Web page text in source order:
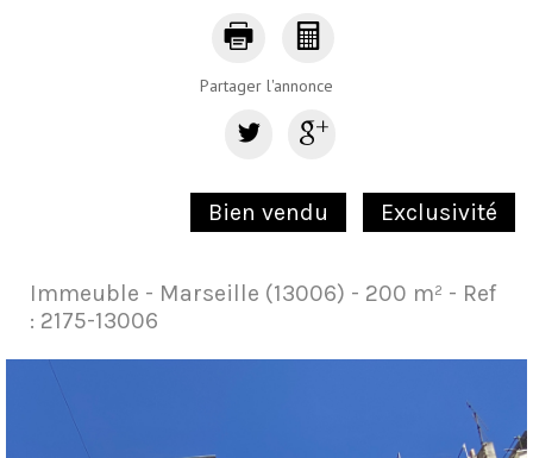
Partager l'annonce
Bien vendu Exclusivité
Immeuble - Marseille (13006) - 200 m² - Ref
: 2175-13006